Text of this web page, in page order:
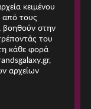
κειμένου
από τους
βοηθούν στην
του
κάθε φορά
αρχείων